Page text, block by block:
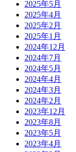
2025年5月
2025年4月
2025年2月
2025年1月
2024年12月
2024年7月
2024年5月
2024年4月
2024年3月
2024年2月
2023年12月
2023年8月
2023年5月
2023年4月